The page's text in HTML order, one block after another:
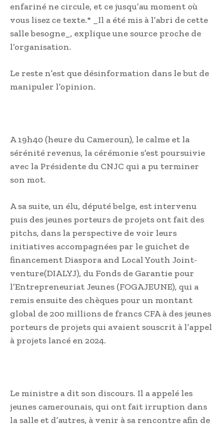
enfariné ne circule, et ce jusqu’au moment où
vous lisez ce texte.* _Il a été mis à l’abri de cette
salle besogne_, explique une source proche de
l’organisation.
Le reste n’est que désinformation dans le but de
manipuler l’opinion.
A 19h40 (heure du Cameroun), le calme et la
sérénité revenus, la cérémonie s’est poursuivie
avec la Présidente du CNJC qui a pu terminer
son mot.
A sa suite, un élu, député belge, est intervenu
puis des jeunes porteurs de projets ont fait des
pitchs, dans la perspective de voir leurs
initiatives accompagnées par le guichet de
financement Diaspora and Local Youth Joint-
venture(DIALYJ), du Fonds de Garantie pour
l’Entrepreneuriat Jeunes (FOGAJEUNE), qui a
remis ensuite des chèques pour un montant
global de 200 millions de francs CFA à des jeunes
porteurs de projets qui avaient souscrit à l’appel
à projets lancé en 2024.
Le ministre a dit son discours. Il a appelé les
jeunes camerounais, qui ont fait irruption dans
la salle et d’autres, à venir à sa rencontre afin de